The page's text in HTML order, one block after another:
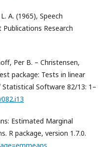
A. (1965), Speech
Research
Per B. – Christensen,
package: Tests in linear
Software 82/13: 1–
Estimated Marginal
R package, version 1.7.0.